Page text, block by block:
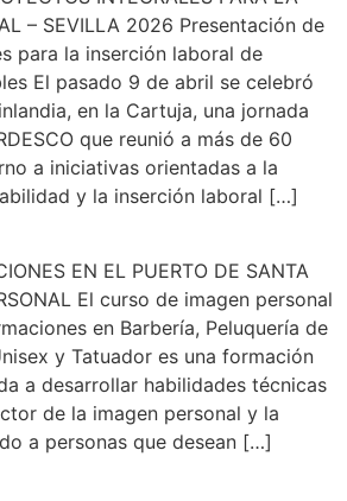
– SEVILLA 2026 Presentación de
para la inserción laboral de
El pasado 9 de abril se celebró
en la Cartuja, una jornada
que reunió a más de 60
a iniciativas orientadas a la
y la inserción laboral […]
EN EL PUERTO DE SANTA
El curso de imagen personal
en Barbería, Peluquería de
y Tatuador es una formación
a desarrollar habilidades técnicas
de la imagen personal y la
a personas que desean […]